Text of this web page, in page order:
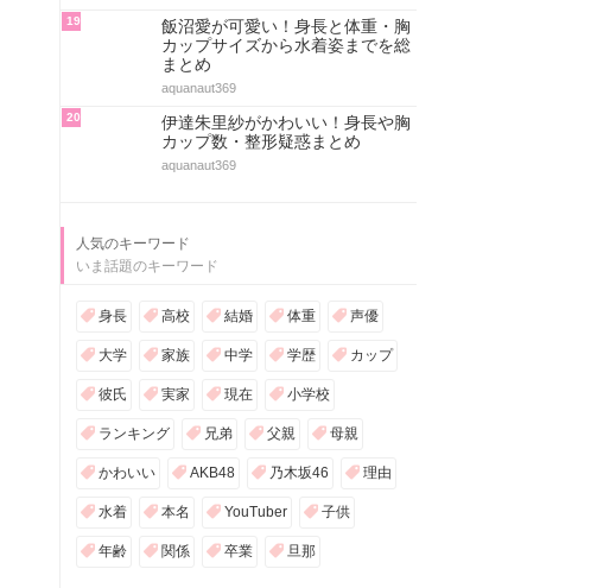
19
飯沼愛が可愛い！身長と体重・胸
カップサイズから水着姿までを総
まとめ
aquanaut369
20
伊達朱里紗がかわいい！身長や胸
カップ数・整形疑惑まとめ
aquanaut369
人気のキーワード
いま話題のキーワード
身長 高校 結婚 体重 声優
大学 家族 中学 学歴 カップ
彼氏 実家 現在 小学校
ランキング 兄弟 父親 母親
かわいい AKB48 乃木坂46 理由
水着 本名 YouTuber 子供
年齢 関係 卒業 旦那